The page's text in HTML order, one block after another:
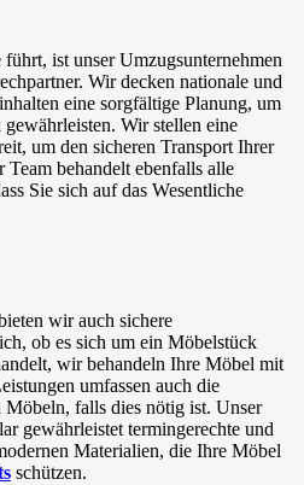
ist unser Umzugsunternehmen
Wir decken nationale und
eine sorgfältige Planung, um
Wir stellen eine
um den sicheren Transport Ihrer
behandelt ebenfalls alle
Sie sich auf das Wesentliche
wir auch sichere
ob es sich um ein Möbelstück
wir behandeln Ihre Möbel mit
umfassen auch die
falls dies nötig ist. Unser
gewährleistet termingerechte und
Materialien, die Ihre Möbel
schützen.